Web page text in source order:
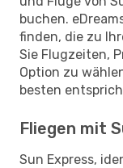
buchen.
finden, die zu
Sie Flugzeiten,
Option zu
besten
Fliegen mit
Sun Express,